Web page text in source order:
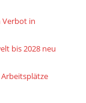
Verbot in
bis 2028 neu